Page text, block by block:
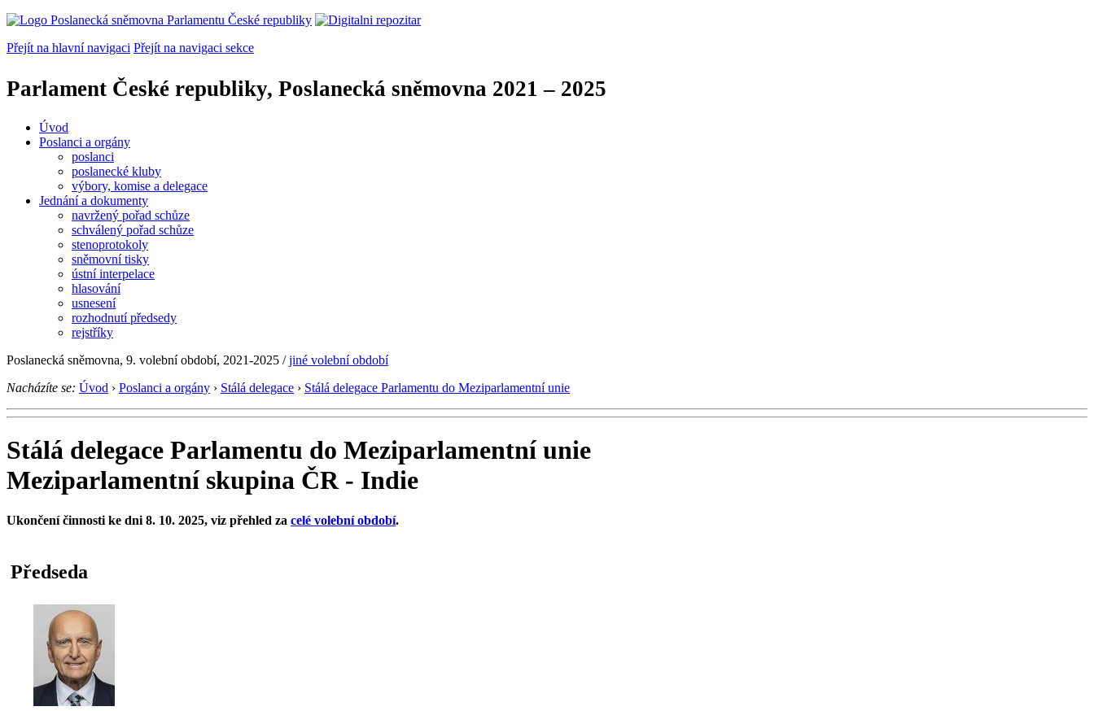
Přejít na hlavní navigaci Přejít na navigaci sekce
Parlament České republiky, Poslanecká sněmovna 2021 – 2025
Úvod
Poslanci a orgány
poslanci
poslanecké kluby
výbory, komise a delegace
Jednání a dokumenty
navržený pořad schůze
schválený pořad schůze
stenoprotokoly
sněmovní tisky
ústní interpelace
hlasování
usnesení
rozhodnutí předsedy
rejstříky
Poslanecká sněmovna, 9. volební období, 2021-2025 /jiné volební období
Nacházíte se: Úvod › Poslanci a orgány › Stálá delegace › Stálá delegace Parlamentu do Meziparlamentní unie
Stálá delegace Parlamentu do Meziparlamentní unie
Meziparlamentní skupina ČR - Indie
Ukončení činnosti ke dni 8. 10. 2025, viz přehled za celé volební období.
Předseda